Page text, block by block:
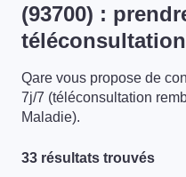
(93700) :
téléconsultation
Qare vous propose de
7j/7 (téléconsultation
Maladie).
33 résultats trouvés